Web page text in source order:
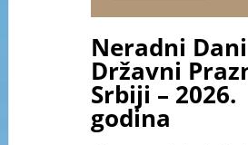
Neradni
Državni
Srbiji – 2026.
godina